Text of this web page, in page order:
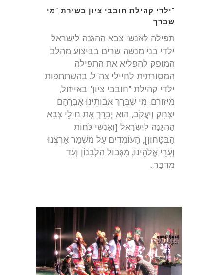
"ילדי קהילת חובבי ציון בשירת "מי
שברך
תפילה לאנשי צבא ההגנה לישראל
ילדי בני מנשה שרים בביצוע מהלב
המופק להפליא את התפילה
המסורתית לחיילי צה"ל. בהשתתפות
ילדי קהילת "חובבי ציון" באייזול,
מיזורם. מִי שֶׁבֵּרַךְ אֲבוֹתֵינוּ אַבְרָהָם
יִצְחָק וְיַעֲקֹב, הוּא יְבָרֵךְ אֶת חַיָּלֵי צְבָא
הַהֲגַנָּה לְיִשְׂרָאֵל [וְאַנְשֵׁי כֹּחוֹת
הַבִּטָּחוֹן], הָעוֹמְדִים עַל מִשְׁמַר אַרְצֵנוּ
וְעָרֵי אֱלֹהֵינוּ, מִגְּבוּל הַלְּבָנוֹן וְעַד
מִדְבַּר...